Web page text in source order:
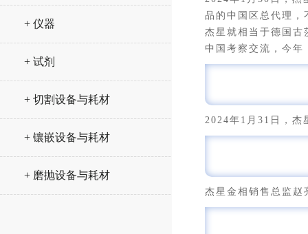
+ 仪器
+ 试剂
+ 切割设备与耗材
+ 镶嵌设备与耗材
+ 磨抛设备与耗材
品的中国区总代理，
杰星就相当于德国古
中国考察交流，今年
2024年1月31日，杰
杰星金相销售总监赵